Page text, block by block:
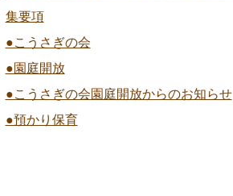
集要項
●こうさぎの会
●園庭開放
●こうさぎの会園庭開放からのお知らせ
●預かり保育